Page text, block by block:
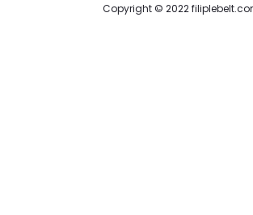
Copyright © 2022